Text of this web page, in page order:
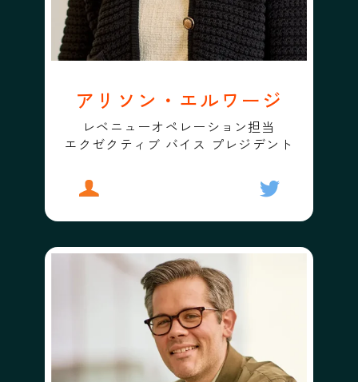
フォローする
アリソン・
アリソン・エルワージ
レベニューオペレーション担当
エクゼクティブ バイス プレジデント